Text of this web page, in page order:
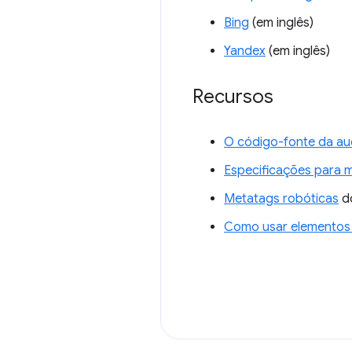
Bing (em inglês)
Yandex (em inglês)
Recursos
O código-fonte da
Especificações para
Metatags robóticas
Como usar